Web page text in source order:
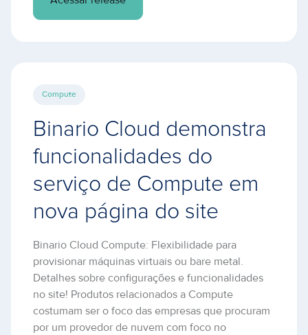
Compute
Binario Cloud demonstra
funcionalidades do
serviço de Compute em
nova página do site
Binario Cloud Compute: Flexibilidade para
provisionar máquinas virtuais ou bare metal.
Detalhes sobre configurações e funcionalidades
no site! Produtos relacionados a Compute
costumam ser o foco das empresas que procuram
por um provedor de nuvem com foco no